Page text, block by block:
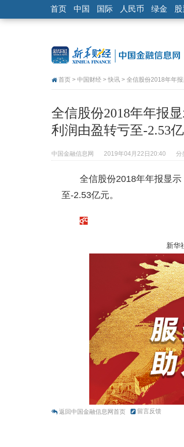
首页 中国 国际 人民币 绿金
首页 > 中国财经 > 快讯 > 全信股份2018年年
全信股份2018年年报
利润由盈转亏至-2.53亿
中国金融信息网 2019年04月22日20:40 分
全信股份2018年年报显
至-2.53亿元。
新华
返回中国金融信息网首页 留言反馈